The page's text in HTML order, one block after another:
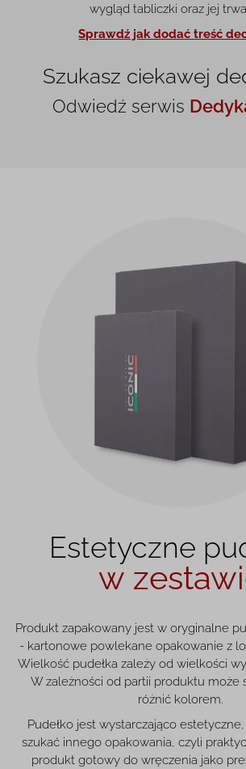
wygląd tabliczki oraz jej
Sprawdź jak dodać treść
Szukasz ciekawej
Odwiedź serwis
Estetyczne
w
Produkt zapakowany jest w oryginalne
- kartonowe powlekane opakowanie z
Wielkość pudełka zależy od wielkości
W zależności od partii produktu może
różnić kolorem.
Pudełko jest wystarczająco
szukać innego opakowania, czyli
produkt gotowy do wręczenia jako